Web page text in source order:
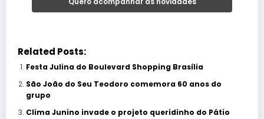
Related Posts:
Festa Julina do Boulevard Shopping Brasília
São João do Seu Teodoro comemora 60 anos do
grupo
Clima Junino invade o projeto queridinho do Pátio